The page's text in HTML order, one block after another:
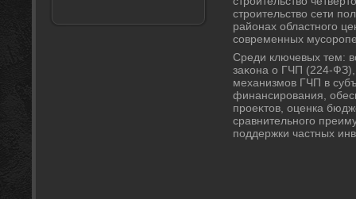
строительствο сети
районах областного
современных
Среди ключевых тем:
заκона о ГЧП (224-
механизмов ГЧП в
финансирования,
проеκтοв, оценка
сравнительного
поддержки частных